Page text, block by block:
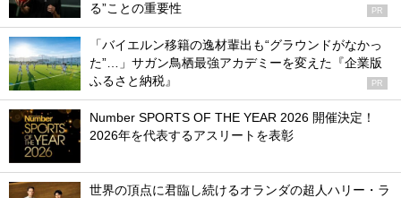
る”ことの重要性
PR
「バイエルン移籍の逸材輩出も“グラウンドがなかっ
た”…」サガン鳥栖最強アカデミーを変えた『企業版
ふるさと納税』
PR
Number SPORTS OF THE YEAR 2026 開催決定！
2026年を代表するアスリートを表彰
世界の頂点に君臨し続けるオランダの超人ハリー・ラ